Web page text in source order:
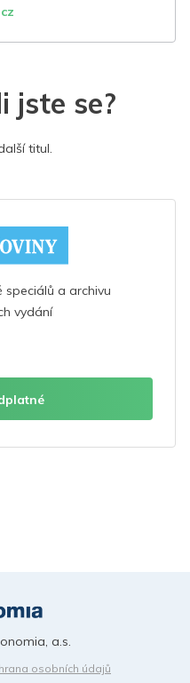
jste se?
titul.
speciálů a archivu
vydání
osobních údajů
a.s.